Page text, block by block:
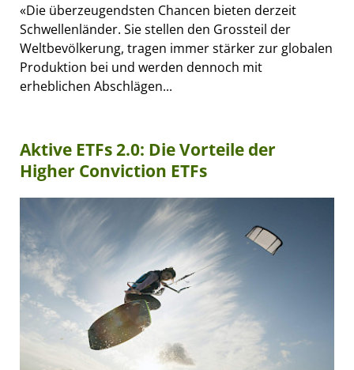
«Die überzeugendsten Chancen bieten derzeit
Schwellenländer. Sie stellen den Grossteil der
Weltbevölkerung, tragen immer stärker zur globalen
Produktion bei und werden dennoch mit
erheblichen Abschlägen...
Aktive ETFs 2.0: Die Vorteile der
Higher Conviction ETFs